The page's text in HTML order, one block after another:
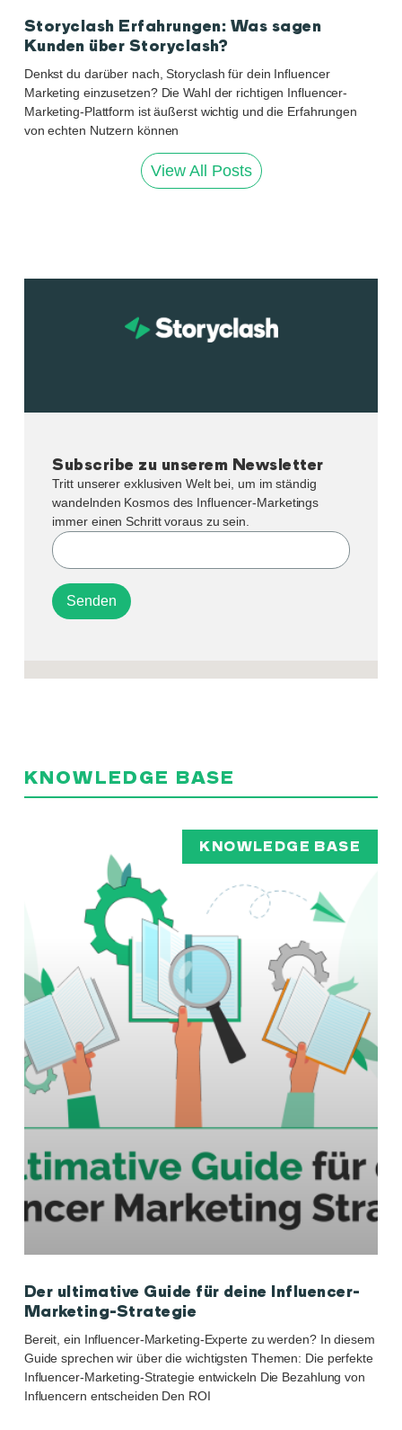
Storyclash Erfahrungen: Was sagen
Kunden über Storyclash?
Denkst du darüber nach, Storyclash für dein Influencer
Marketing einzusetzen? Die Wahl der richtigen Influencer-
Marketing-Plattform ist äußerst wichtig und die Erfahrungen
von echten Nutzern können
View All Posts
Subscribe zu unserem Newsletter
Tritt unserer exklusiven Welt bei, um im ständig
wandelnden Kosmos des Influencer-Marketings
immer einen Schritt voraus zu sein.
KNOWLEDGE BASE
KNOWLEDGE BASE
Der ultimative Guide für deine Influencer-
Marketing-Strategie
Bereit, ein Influencer-Marketing-Experte zu werden? In diesem
Guide sprechen wir über die wichtigsten Themen: Die perfekte
Influencer-Marketing-Strategie entwickeln Die Bezahlung von
Influencern entscheiden Den ROI